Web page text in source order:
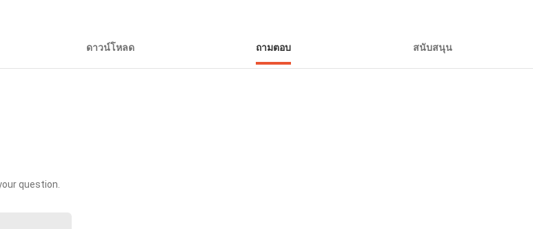
ดาวน์โหลด ถามตอบ สนับสนุน
question.